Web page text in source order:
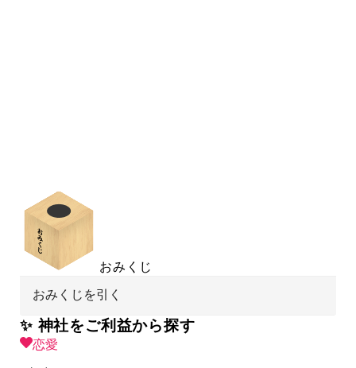
おみくじ
おみくじを引く
✨ 神社をご利益から探す
恋愛